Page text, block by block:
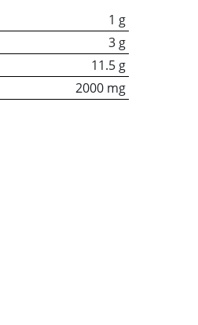
1 g
3 g
11.5 g
2000 mg